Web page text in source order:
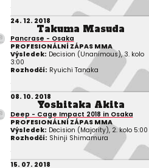
24. 12. 2018
Takuma Masuda
Pancrase - Osaka
PROFESIONÁLNÍ ZÁPAS MMA
Výsledek: Decision (Unanimous), 3. kolo
3:00
Rozhodčí: Ryuichi Tanaka
08. 10. 2018
Yoshitaka Akita
Deep - Cage Impact 2018 in Osaka
PROFESIONÁLNÍ ZÁPAS MMA
Výsledek: Decision (Majority), 2. kolo 5:00
Rozhodčí: Shinji Shimamura
15. 07. 2018